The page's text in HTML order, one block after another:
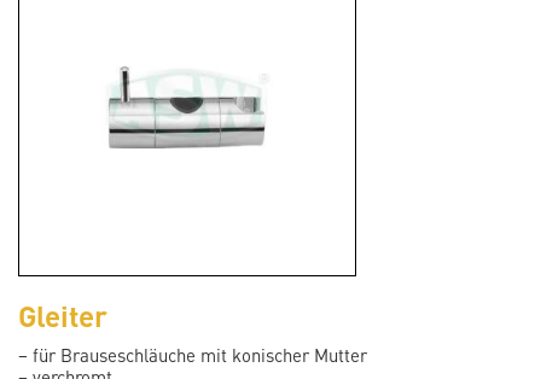
Gleiter
– für Brauseschläuche mit konischer Mutter